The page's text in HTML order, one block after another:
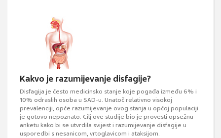
Kakvo je razumijevanje disfagije?
Disfagija je često medicinsko stanje koje pogađa između 6% i
10% odraslih osoba u SAD-u. Unatoč relativno visokoj
prevalenciji, opće razumijevanje ovog stanja u općoj populaciji
je gotovo nepoznato. Cilj ove studije bio je provesti opsežnu
anketu kako bi se utvrdila svijest i razumijevanje disfagije u
usporedbi s nesanicom, vrtoglavicom i ataksijom.